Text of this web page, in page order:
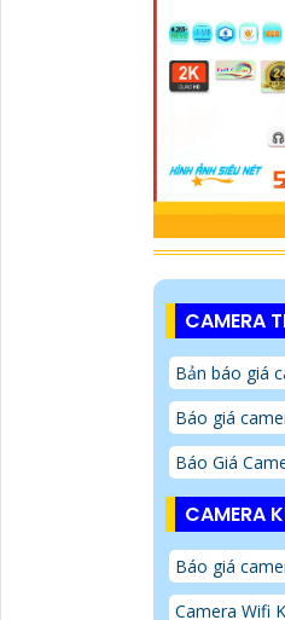
CAMERA
Bản báo giá
Báo giá
Báo Giá
CAMERA
Báo giá
Camera Wifi